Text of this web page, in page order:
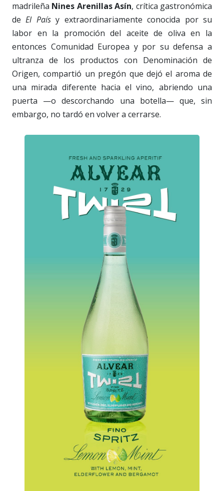
madrileña Nines Arenillas Asín, crítica gastronómica
deEl Paísy extraordinariamente conocida por su
labor en la promoción del aceite de oliva en la
entonces Comunidad Europea y por su defensa a
ultranza de los productos con Denominación de
Origen, compartió un pregón que dejó el aroma de
una mirada diferente hacia el vino, abriendo una
puerta —o descorchando una botella— que, sin
embargo, no tardó en volver a cerrarse.